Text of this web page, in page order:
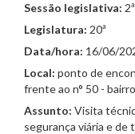
Sessão legislativa: 2ª
Legislatura: 20ª
Data/hora: 16/06/
Local: ponto de
frente ao n° 50 -
Assunto: Visita
segurança viária e de